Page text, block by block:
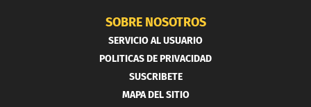
SOBRE NOSOTROS
SERVICIO AL USUARIO
POLITICAS DE PRIVACIDAD
SUSCRIBETE
MAPA DEL SITIO